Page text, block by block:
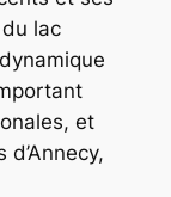
lac
et